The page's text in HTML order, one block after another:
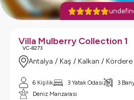
Villa Mulberry Collection 1
VC-8273
Antalya / Kaş / Kalkan / Kördere
6 Kişilik 3 Yatak Odası 3
Deniz Manzarası